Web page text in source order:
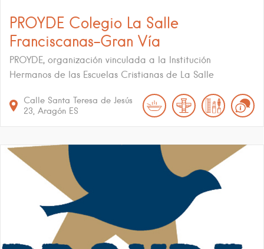
PROYDE Colegio La Salle
Franciscanas-Gran Vía
PROYDE, organización vinculada a la Institución
Hermanos de las Escuelas Cristianas de La Salle
Calle Santa Teresa de Jesús
23 Aragón ES